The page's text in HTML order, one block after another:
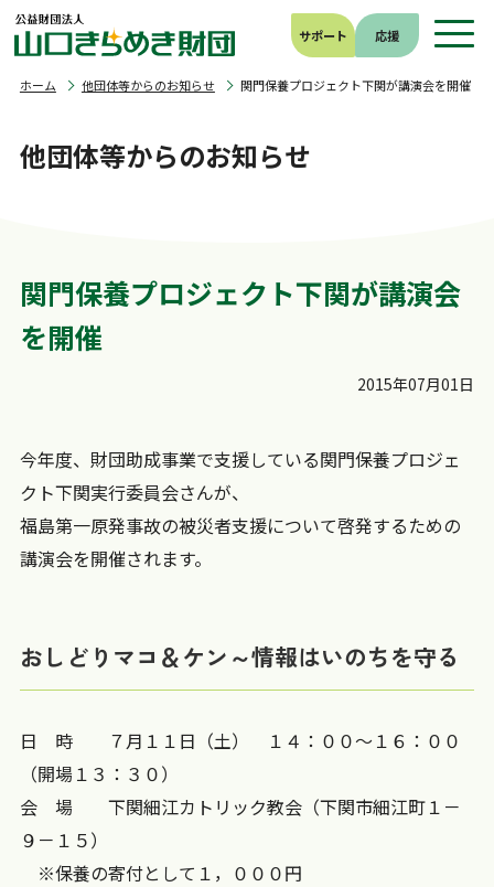
サポート 応援
他団体等からのお知らせ
ホーム 他団体等からのお知らせ 関門保養プロジェクト下関が講演会を開催
関門保養プロジェクト下関が講演会
を開催
2015年07月01日
今年度、財団助成事業で支援している関門保養プロジェ
クト下関実行委員会さんが、
福島第一原発事故の被災者支援について啓発するための
講演会を開催されます。
おしどりマコ＆ケン～情報はいのちを守る
日 時 ７月１１日（土） １４：００～１６：００
（開場１３：３０）
会 場 下関細江カトリック教会（下関市細江町１－
９－１５）
※保養の寄付として１，０００円